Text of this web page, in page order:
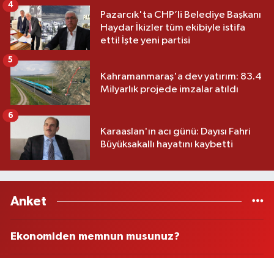
Pazarcık'ta CHP’li Belediye Başkanı
Haydar İkizler tüm ekibiyle istifa
etti! İşte yeni partisi
4
Kahramanmaraş'a dev yatırım: 83.4
Milyarlık projede imzalar atıldı
5
Karaaslan'ın acı günü: Dayısı Fahri
Büyüksakallı hayatını kaybetti
6
Anket
Ekonomiden memnun musunuz?